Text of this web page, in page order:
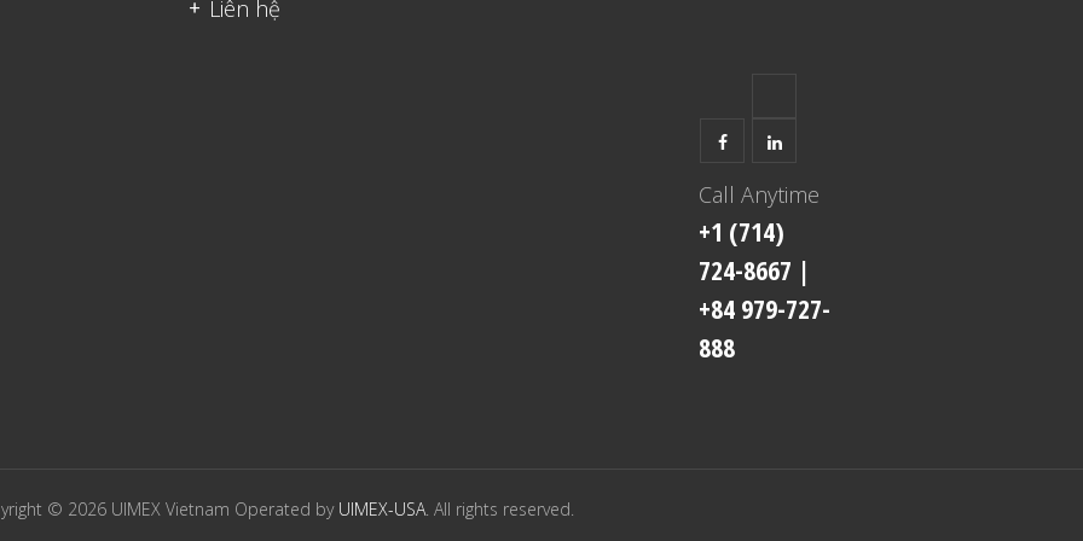
Liên hệ
Call Anytime
+1 (714)
724-8667 |
+84 979-727-
888
© 2026 UIMEX Vietnam Operated by UIMEX-USA. All rights reserved.